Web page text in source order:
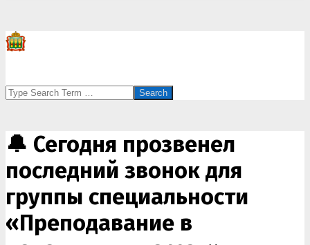
Search
🔔 Сегодня прозвенел
последний звонок для
группы специальности
«Преподавание в